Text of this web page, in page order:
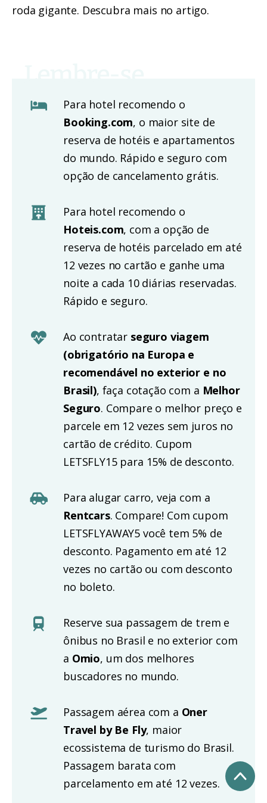
roda gigante. Descubra mais no artigo.
Para hotel recomendo o
Booking.com, o maior site de
reserva de hotéis e apartamentos
do mundo. Rápido e seguro com
opção de cancelamento grátis.
Para hotel recomendo o
Hoteis.com, com a opção de
reserva de hotéis parcelado em até
12 vezes no cartão e ganhe uma
noite a cada 10 diárias reservadas.
Rápido e seguro.
Ao contratar seguro viagem
(obrigatório na Europa e
recomendável no exterior e no
Brasil), faça cotação com a Melhor
Seguro. Compare o melhor preço e
parcele em 12 vezes sem juros no
cartão de crédito. Cupom
LETSFLY15 para 15% de desconto.
Para alugar carro, veja com a
Rentcars. Compare! Com cupom
LETSFLYAWAY5 você tem 5% de
desconto. Pagamento em até 12
vezes no cartão ou com desconto
no boleto.
Reserve sua passagem de trem e
ônibus no Brasil e no exterior com
a Omio, um dos melhores
buscadores no mundo.
Passagem aérea com a Oner
Travel by Be Fly, maior
ecossistema de turismo do Brasil.
Passagem barata com
parcelamento em até 12 vezes.